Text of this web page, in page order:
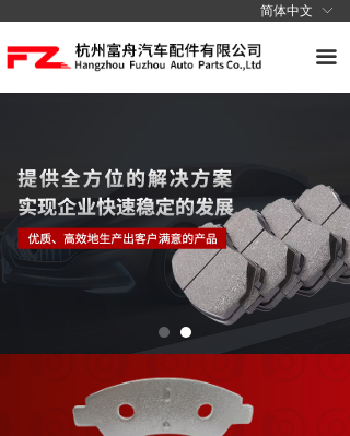
끀
网站首页
关于我们
新闻中心
安全体系
ꀅ
简体中文